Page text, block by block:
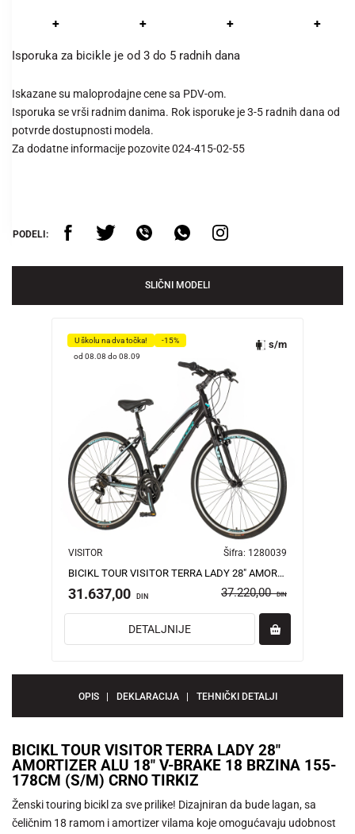
+ + + +
Isporuka za bicikle je od 3 do 5 radnih dana
Iskazane su maloprodajne cene sa PDV-om.
Isporuka se vrši radnim danima. Rok isporuke je 3-5 radnih dana od
potvrde dostupnosti modela.
Za dodatne informacije pozovite 024-415-02-55
PODELI:
SLIČNI MODELI
U školu na dva točka!
-15%
od 08.08 do 08.09
s/m
VISITOR Šifra: 1280039
BICIKL TOUR VISITOR TERRA LADY 28" AMORTIZER ALU 18" V-BRAKE 18 BRZINA 155-178CM (S/M) CRNO TIRKIZ
31.637,00 DIN 37.220,00 DIN
DETALJNIJE
OPIS DEKLARACIJA TEHNIČKI DETALJI
BICIKL TOUR VISITOR TERRA LADY 28"
AMORTIZER ALU 18" V-BRAKE 18 BRZINA 155-
178CM (S/M) CRNO TIRKIZ
Ženski touring bicikl za sve prilike! Dizajniran da bude lagan, sa
čeličnim 18 ramom i amortizer vilama koje omogućavaju udobnost